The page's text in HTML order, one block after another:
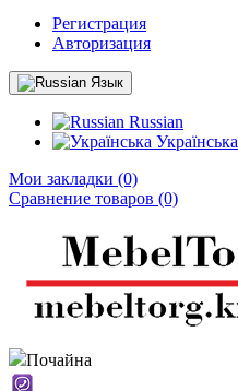
Регистрация
Авторизация
Язык
Russian
Українська
Мои закладки (0)
Сравнение товаров (0)
Почайна